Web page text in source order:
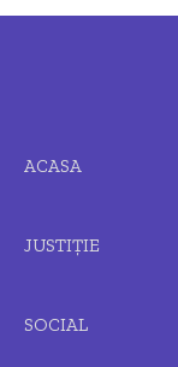
ACASA
JUSTIȚIE
SOCIAL